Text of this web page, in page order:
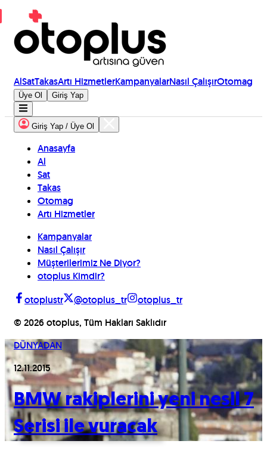
AlSatTakasArtı HizmetlerKampanyalarNasıl ÇalışırOtomag
Üye Ol Giriş Yap
Giriş Yap / Üye Ol
Anasayfa
Al
Sat
Takas
Otomag
Artı Hizmetler
Kampanyalar
Nasıl Çalışır
Müşterilerimiz Ne Diyor?
otoplus Kimdir?
otoplustr
@otoplus_tr
otoplus_tr
© 2026 otoplus, Tüm Hakları Saklıdır
DÜNYADAN
12.11.2015
BMW rakiplerini yeni nesil 7
Serisi ile vuracak